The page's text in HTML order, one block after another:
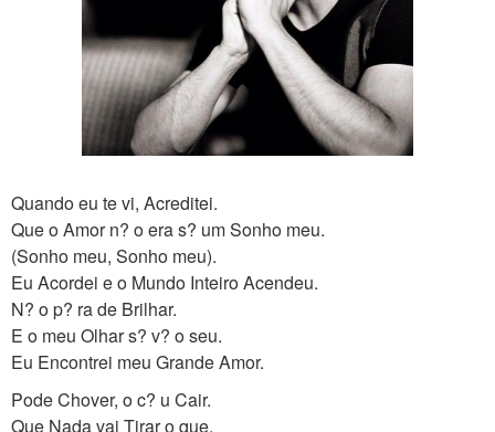
Quando eu te vi, Acreditei.
Que o Amor n? o era s? um Sonho meu.
(Sonho meu, Sonho meu).
Eu Acordei e o Mundo Inteiro Acendeu.
N? o p? ra de Brilhar.
E o meu Olhar s? v? o seu.
Eu Encontrei meu Grande Amor.
Pode Chover, o c? u Cair.
Que Nada vai Tirar o que.